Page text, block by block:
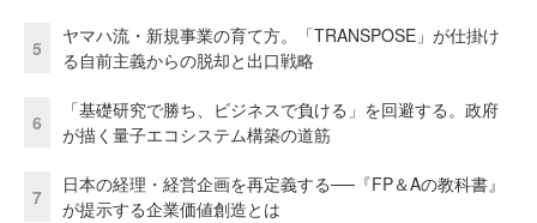
5
ヤマハ流・新規事業の育て方。「TRANSPOSE」が仕掛け
る自前主義からの脱却と出口戦略
6
「基礎研究で勝ち、ビジネスで負ける」を回避する。政府
が描く量子エコシステム構築の道筋
7
日本の経理・経営企画を再定義する──『FP＆Aの教科書』
が提示する企業価値創造とは